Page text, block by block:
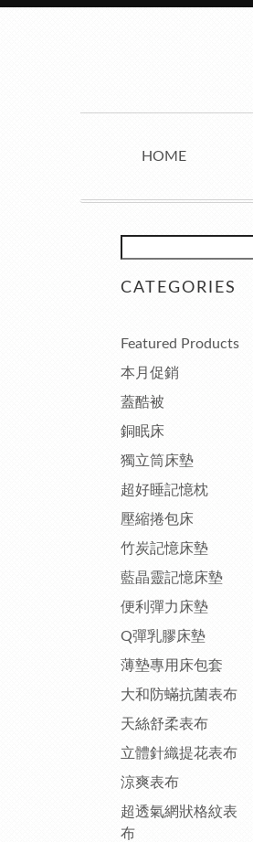
HOME
CATEGORIES
Featured Products
本月促銷
蓋酷被
銅眠床
獨立筒床墊
超好睡記憶枕
壓縮捲包床
竹炭記憶床墊
藍晶靈記憶床墊
便利彈力床墊
Q彈乳膠床墊
薄墊專用床包套
大和防蟎抗菌表布
天絲舒柔表布
立體針織提花表布
涼爽表布
超透氣網狀格紋表
布